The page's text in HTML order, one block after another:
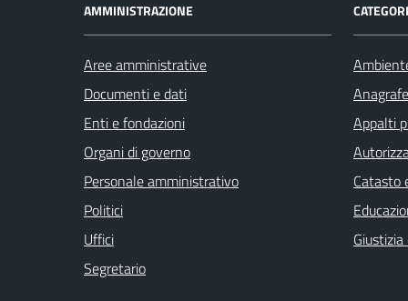
AMMINISTRAZIONE
Aree amministrative
Documenti e dati
Enti e fondazioni
Organi di governo
Personale amministrativo
Politici
Uffici
Segretario
Appalti
Catasto